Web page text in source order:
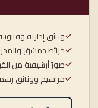
وثائق إدارية
خرائط دمشق والمدن
صورٌ أرشيفية من القرنَين
مراسيم ووثائق